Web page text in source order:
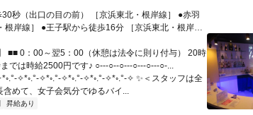
［京浜東北・根岸
■■ 0：00～翌5：00（休憩は法令に則り付与） 20時
では時給2500円です♪ ○---○--○---○---○---○-...
✧*◦.°-✧*◦.°-✧*◦.°-✧*◦.°-✧*◦.°-✧ ✨＜スタッフは全
含めて、女子会気分でゆるバイ...
昇給あり